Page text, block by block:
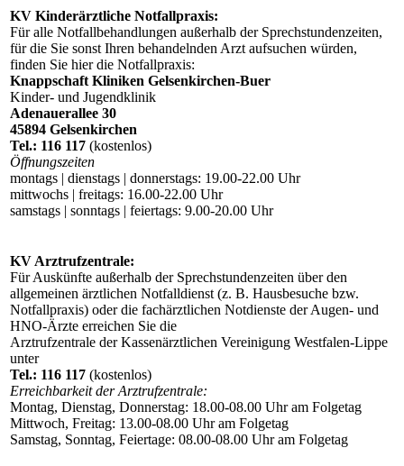
KV Kinderärztliche Notfallpraxis:
Für alle Notfallbehandlungen außerhalb der Sprechstundenzeiten,
für die Sie sonst Ihren behandelnden Arzt aufsuchen würden,
finden Sie hier die Notfallpraxis:
Knappschaft Kliniken Gelsenkirchen-Buer
Kinder- und Jugendklinik
Adenauerallee 30
45894 Gelsenkirchen
Tel.: 116 117 (kostenlos)
Öffnungszeiten
montags | dienstags | donnerstags: 19.00-22.00 Uhr
mittwochs | freitags: 16.00-22.00 Uhr
samstags | sonntags | feiertags: 9.00-20.00 Uhr
KV Arztrufzentrale:
Für Auskünfte außerhalb der Sprechstundenzeiten über den
allgemeinen ärztlichen Notfalldienst (z. B. Hausbesuche bzw.
Notfallpraxis) oder die fachärztlichen Notdienste der Augen- und
HNO-Ärzte erreichen Sie die
Arztrufzentrale der Kassenärztlichen Vereinigung Westfalen-Lippe
unter
Tel.: 116 117 (kostenlos)
Erreichbarkeit der Arztrufzentrale:
Montag, Dienstag, Donnerstag: 18.00-08.00 Uhr am Folgetag
Mittwoch, Freitag: 13.00-08.00 Uhr am Folgetag
Samstag, Sonntag, Feiertage: 08.00-08.00 Uhr am Folgetag